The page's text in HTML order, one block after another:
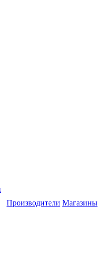
Производители Магазины